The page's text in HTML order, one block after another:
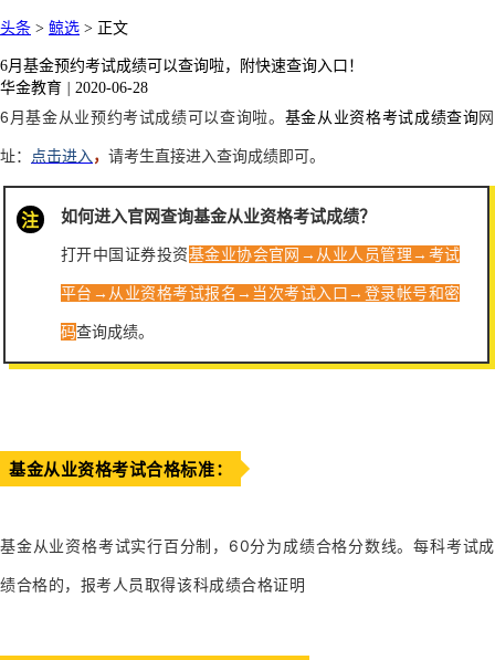
头条 > 鲸选 > 正文
6月基金预约考试成绩可以查询啦，附快速查询入口！
华金教育
2020-06-28
6月基金从业预约考试成绩可以查询啦。 基金从业资格考试成绩查询网
址： 点击进入 ， 请考生直接进入查询成绩即可。
注 如何进入官网查询基金从业资格考试成绩？
打开中国证券投资基金业协会官网→从业人员管理→考试
平台→从业资格考试报名→当次考试入口→登录帐号和密
码查询成绩。
基金从业资格考试合格标准：
基金从业资格考试实行百分制，60分为成绩合格分数线。每科考试成
绩合格的，报考人员取得该科成绩合格证明